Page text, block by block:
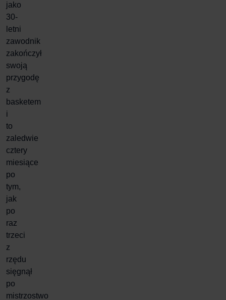
jako
30-
letni
zawodnik
zakończył
swoją
przygodę
z
basketem
i
to
zaledwie
cztery
miesiące
po
tym,
jak
po
raz
trzeci
z
rzędu
sięgnął
po
mistrzostwo